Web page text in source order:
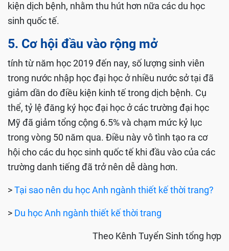
kiện dịch bệnh, nhằm thu hút hơn nữa các du học
sinh quốc tế.
5. Cơ hội đầu vào rộng mở
tính từ năm học 2019 đến nay, số lượng sinh viên
trong nước nhập học đại học ở nhiều nước sở tại đã
giảm dần do điều kiện kinh tế trong dịch bệnh. Cụ
thể, tỷ lệ đăng ký học đại học ở các trường đại học
Mỹ đã giảm tổng cộng 6.5% và chạm mức kỷ lục
trong vòng 50 năm qua. Điều này vô tình tạo ra cơ
hội cho các du học sinh quốc tế khi đầu vào của các
trường danh tiếng đã trở nên dễ dàng hơn.
>Tại sao nên du học Anh ngành thiết kế thời trang?
> Du học Anh ngành thiết kế thời trang
Theo Kênh Tuyển Sinh tổng hợp